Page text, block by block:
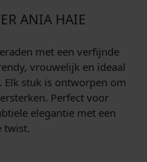
ANIA HAIE
met een verfijnde
vrouwelijk en ideaal
stuk is ontworpen om
Perfect voor
elegantie met een
twist.